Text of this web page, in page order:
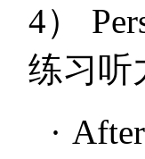
4）
练习听
·